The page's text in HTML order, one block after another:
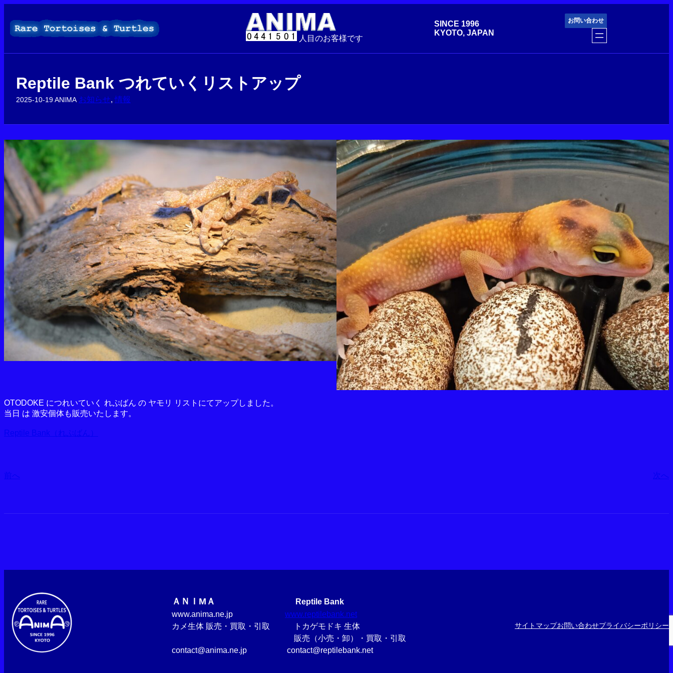
人目のお客様です
SINCE 1996
KYOTO, JAPAN
お問い合わせ
Reptile Bank つれていくリストアップ
2025-10-19 ANIMA お知らせ, 情報
OTODOKE につれいていく れぷばん の ヤモリ リストにてアップしました。
当日 は 激安個体も販売いたします。
Reptile Bank（れぷばん）
前へ 次へ
ＡＮＩМＡ
Reptile Bank
www.anima.ne.jp www.reptilebank.net
カメ生体 販売・買取・引取 トカゲモドキ 生体
販売（小売・卸）・買取・引取
contact@anima.ne.jp contact@reptilebank.net
サイトマップお問い合わせプライバシーポリシー